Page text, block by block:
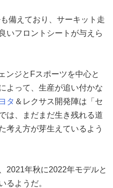
備えており、サーキット走
いフロントシートが与えら
ンジとFスポーツを中心と
よって、生産が追い付かな
タ ＆レクサス開発陣は「セ
は、まだまだ生き残れる道
考え方が芽生えているよう
2021年秋に2022年モデルと
るようだ。